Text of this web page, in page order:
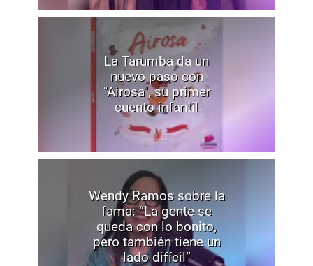
La Tarumba da un
nuevo paso con
"Airosa", su primer
cuento infantil
Wendy Ramos sobre la
fama: “La gente se
queda con lo bonito,
pero también tiene un
lado difícil”